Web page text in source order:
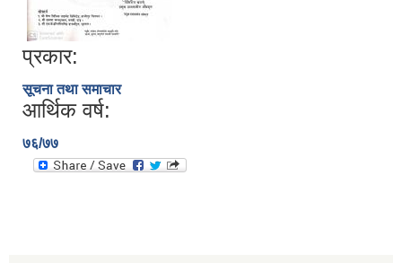
प्रकार:
सूचना तथा समाचार
आर्थिक वर्ष:
७६/७७